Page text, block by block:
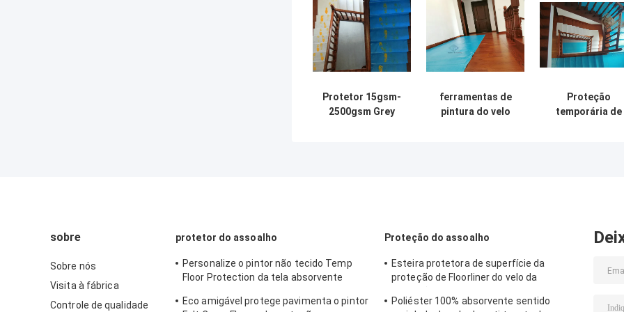
Protetor 15gsm-
2500gsm Grey
ferramentas de
pintura do velo
Proteção
temporária de
sobre
Sobre nós
Visita à fábrica
Controle de qualidade
protetor do assoalho
Personalize o pintor não tecido Temp
Floor Protection da tela absorvente
Eco amigável protege pavimenta o pintor
Proteção do assoalho
Esteira protetora de superfície da
proteção de Floorliner do velo da
Poliéster 100% absorvente sentido